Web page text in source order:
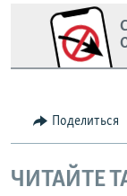
Поделиться
ЧИТАЙТЕ